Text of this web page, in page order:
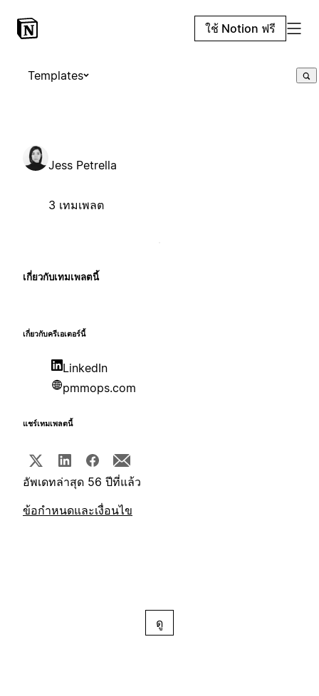
ใช้ Notion ฟรี
Templates
Jess Petrella
3 เทมเพลต
เกี่ยวกับเทมเพลตนี้
เกี่ยวกับครีเอเตอร์นี้
LinkedIn
pmmops.com
แชร์เทมเพลตนี้
อัพเดทล่าสุด 56 ปีที่แล้ว
ข้อกำหนดและเงื่อนไข
ดู